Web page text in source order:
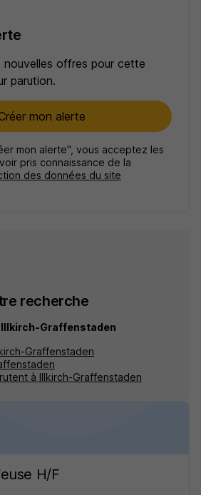
offres pour cette
parution.
mon alerte
mon alerte", vous acceptez les
pris connaissance de la
des données du site
recherche
Graffenstaden
Graffenstaden
à Illkirch-Graffenstaden
H/F